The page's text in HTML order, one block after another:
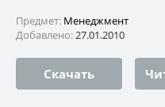
Предмет: Менеджмент
Добавлено:27.01.2010
Скачать